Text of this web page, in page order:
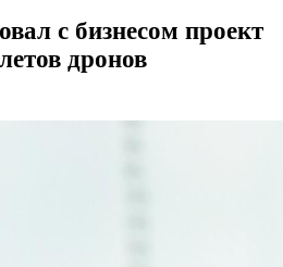
с бизнесом проект
дронов